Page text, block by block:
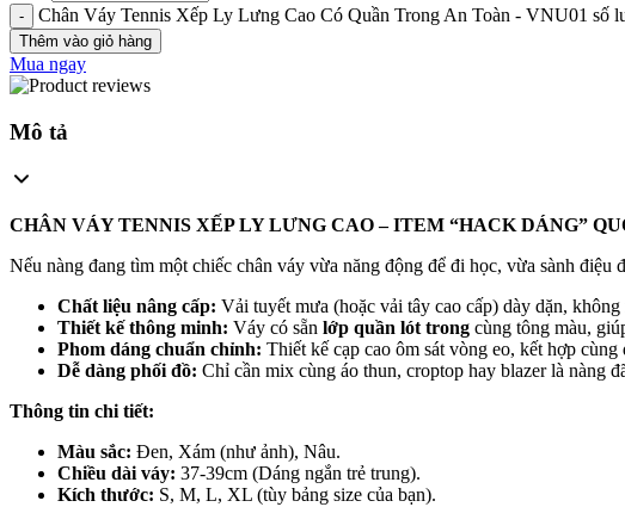
Chân Váy Tennis Xếp Ly Lưng Cao Có Quần Trong An Toàn - VNU01 số
Thêm vào giỏ hàng
Mua ngay
Mô tả
CHÂN VÁY TENNIS XẾP LY LƯNG CAO – ITEM “HACK DÁNG”
Nếu nàng đang tìm một chiếc chân váy vừa năng động để đi học, vừa sành điệu
Chất liệu nâng cấp: Vải tuyết mưa (hoặc vải tây cao cấp) dày dặn,
Thiết kế thông minh: Váy có sẵn lớp quần lót trong cùng tông màu,
Phom dáng chuẩn chỉnh: Thiết kế cạp cao ôm sát vòng eo, kết hợp
Dễ dàng phối đồ: Chỉ cần mix cùng áo thun, croptop hay blazer là nàng
Thông tin chi tiết:
Màu sắc: Đen, Xám (như ảnh), Nâu.
Chiều dài váy: 37-39cm (Dáng ngắn trẻ trung).
Kích thước: S, M, L, XL (tùy bảng size của bạn).